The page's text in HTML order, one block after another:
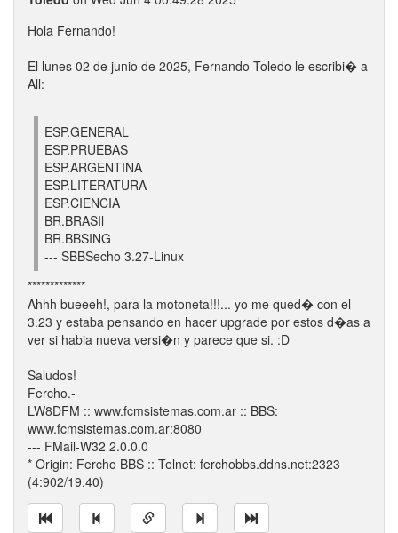
Hola Fernando!
El lunes 02 de junio de 2025, Fernando Toledo le escribi� a
All:
ESP.GENERAL
ESP.PRUEBAS
ESP.ARGENTINA
ESP.LITERATURA
ESP.CIENCIA
BR.BRASIl
BR.BBSING
--- SBBSecho 3.27-Linux
*************
Ahhh bueeeh!, para la motoneta!!!... yo me qued� con el
3.23 y estaba pensando en hacer upgrade por estos d�as a
ver si habia nueva versi�n y parece que si. :D
Saludos!
Fercho.-
LW8DFM :: www.fcmsistemas.com.ar :: BBS:
www.fcmsistemas.com.ar:8080
--- FMail-W32 2.0.0.0
* Origin: Fercho BBS :: Telnet: ferchobbs.ddns.net:2323
(4:902/19.40)